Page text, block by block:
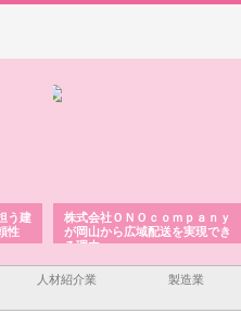
う建
性
株式会社ＯＮＯｃｏｍｐａｎｙ
が岡山から広域配送を実現でき
る理由
人材紹介業 製造業